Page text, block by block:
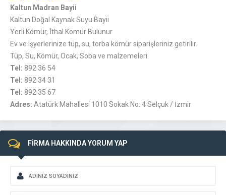
Kaltun Madran Bayii
Kaltun Doğal Kaynak Suyu Bayii
Yerli Kömür, İthal Kömür Bulunur
Ev ve işyerlerinize tüp, su, torba kömür siparişleriniz getirilir.
Tüp, Su, Kömür, Ocak, Soba ve malzemeleri.
Tel: 892 36 54
Tel: 892 34 31
Tel: 892 35 67
Adres: Atatürk Mahallesi 1010 Sokak No: 4 Selçuk / İzmir
FİRMA HAKKINDA YORUM YAP